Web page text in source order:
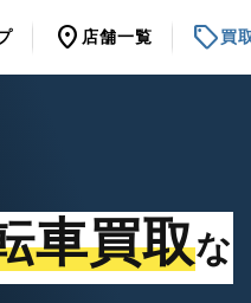
location_on 店舗一覧 sell買
車買取な